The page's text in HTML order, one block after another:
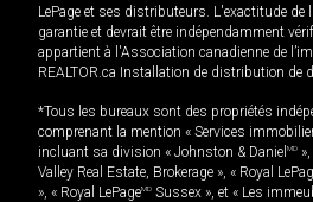
LePage et ses distributeurs. L'exactitude
garantie et devrait être indépendamment
appartient à l'Association canadienne de
REALTOR.ca Installation de distribution de
*Tous les bureaux sont des propriétés
comprenant la mention « Services
incluant sa division « Johnston & Daniel MD
Valley Real Estate, Brokerage », « Royal
», « Royal LePageMD Sussex », et « Les